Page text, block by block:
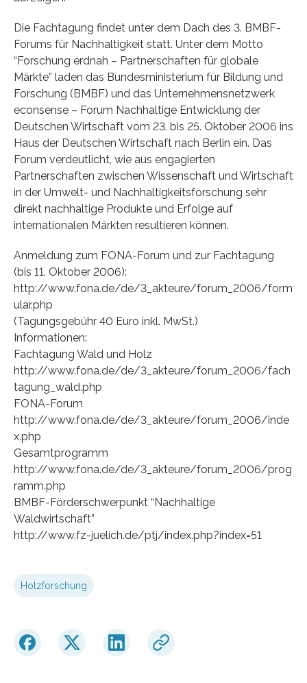
Die Fachtagung findet unter dem Dach des 3. BMBF-
Forums für Nachhaltigkeit statt. Unter dem Motto
“Forschung erdnah – Partnerschaften für globale
Märkte” laden das Bundesministerium für Bildung und
Forschung (BMBF) und das Unternehmensnetzwerk
econsense – Forum Nachhaltige Entwicklung der
Deutschen Wirtschaft vom 23. bis 25. Oktober 2006 ins
Haus der Deutschen Wirtschaft nach Berlin ein. Das
Forum verdeutlicht, wie aus engagierten
Partnerschaften zwischen Wissenschaft und Wirtschaft
in der Umwelt- und Nachhaltigkeitsforschung sehr
direkt nachhaltige Produkte und Erfolge auf
internationalen Märkten resultieren können.
Anmeldung zum FONA-Forum und zur Fachtagung
(bis 11. Oktober 2006):
http://www.fona.de/de/3_akteure/forum_2006/form
ular.php
(Tagungsgebühr 40 Euro inkl. MwSt.)
Informationen:
Fachtagung Wald und Holz
http://www.fona.de/de/3_akteure/forum_2006/fach
tagung_wald.php
FONA-Forum
http://www.fona.de/de/3_akteure/forum_2006/inde
x.php
Gesamtprogramm
http://www.fona.de/de/3_akteure/forum_2006/prog
ramm.php
BMBF-Förderschwerpunkt “Nachhaltige
Waldwirtschaft”
http://www.fz-juelich.de/ptj/index.php?index=51
Holzforschung